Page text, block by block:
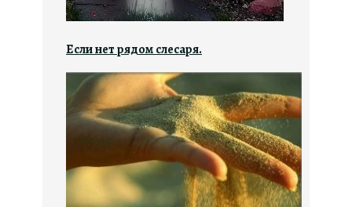
Если нет рядом слесаря.